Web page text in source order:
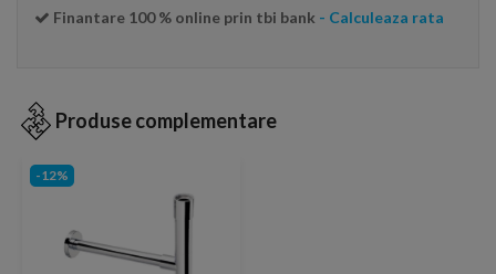
Finantare 100 % online prin tbi bank - Calculeaza rata
Produse complementare
-12%